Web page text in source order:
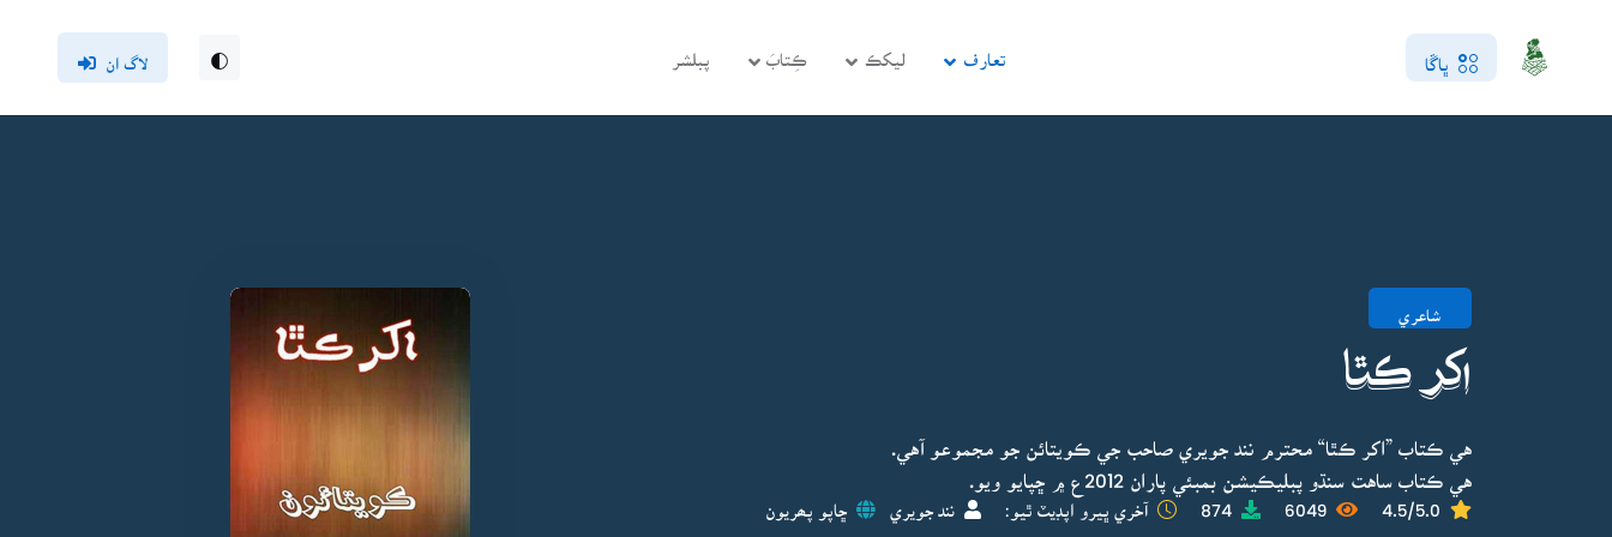
ڀاڱا تعارف ليکڪ ڪِتابَ پبلشر لاگ ان
شاعري
اکر ڪٿا
هي ڪتاب ”اکر ڪٿا“ محترم نند جويري صاحب جي ڪويتائن جو مجموعو آهي.
هي ڪتاب ساهت سنڌو پبليڪيشن بمبئي پاران 2012ع ۾ ڇپايو ويو.
4.5/5.0
6049
874 آخري ڀيرو اپڊيٽ ٿيو: ڇاپو پھريون